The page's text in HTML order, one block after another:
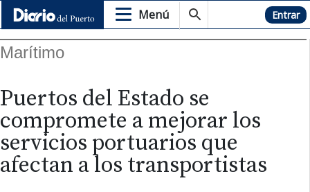
Menú Hemeroteca Entrar
Marítimo
Puertos del Estado se
compromete a mejorar los
servicios portuarios que
afectan a los transportistas